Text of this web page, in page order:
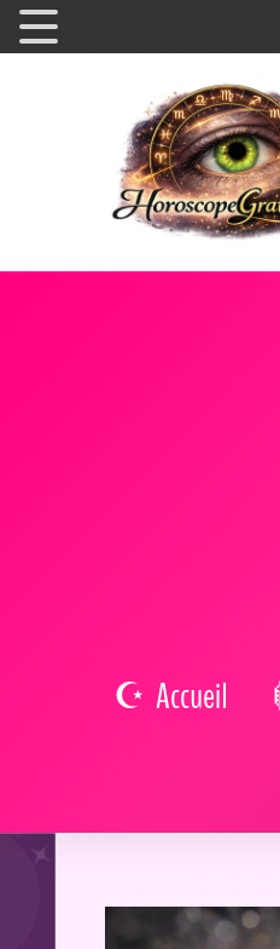
Accueil